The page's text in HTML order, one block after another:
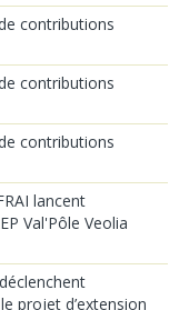
contributions
contributions
contributions
lancent
Val'Pôle Veolia
projet d’extension